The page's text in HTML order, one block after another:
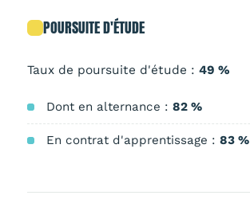
POURSUITE D'ÉTUDE
Taux de poursuite d'étude : 49 %
Dont en alternance : 82 %
En contrat d'apprentissage : 83 %